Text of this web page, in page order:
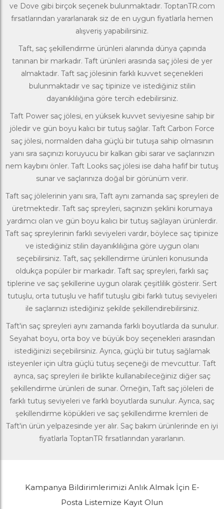
ve Dove gibi birçok seçenek bulunmaktadır. ToptanTR.com
fırsatlarından yararlanarak siz de en uygun fiyatlarla hemen
alışveriş yapabilirsiniz.
Taft, saç şekillendirme ürünleri alanında dünya çapında
tanınan bir markadır. Taft ürünleri arasında saç jölesi de yer
almaktadır. Taft saç jölesinin farklı kuvvet seçenekleri
bulunmaktadır ve saç tipinize ve istediğiniz stilin
dayanıklılığına göre tercih edebilirsiniz.
Taft Power saç jölesi, en yüksek kuvvet seviyesine sahip bir
jöledir ve gün boyu kalıcı bir tutuş sağlar. Taft Carbon Force
saç jölesi, normalden daha güçlü bir tutuşa sahip olmasının
yanı sıra saçınızı koruyucu bir kalkan gibi sarar ve saçlarınızın
nem kaybını önler. Taft Looks saç jölesi ise daha hafif bir tutuş
sunar ve saçlarınıza doğal bir görünüm verir.
Taft saç jölelerinin yanı sıra, Taft aynı zamanda saç spreyleri de
üretmektedir. Taft saç spreyleri, saçınızın şeklini korumaya
yardımcı olan ve gün boyu kalıcı bir tutuş sağlayan ürünlerdir.
Taft saç spreylerinin farklı seviyeleri vardır, böylece saç tipinize
ve istediğiniz stilin dayanıklılığına göre uygun olanı
seçebilirsiniz. Taft, saç şekillendirme ürünleri konusunda
oldukça popüler bir markadır. Taft saç spreyleri, farklı saç
tiplerine ve saç şekillerine uygun olarak çeşitlilik gösterir. Sert
tutuşlu, orta tutuşlu ve hafif tutuşlu gibi farklı tutuş seviyeleri
ile saçlarınızı istediğiniz şekilde şekillendirebilirsiniz.
Taft'in saç spreyleri aynı zamanda farklı boyutlarda da sunulur.
Seyahat boyu, orta boy ve büyük boy seçenekleri arasından
istediğinizi seçebilirsiniz. Ayrıca, güçlü bir tutuş sağlamak
isteyenler için ultra güçlü tutuş seçeneği de mevcuttur. Taft
ayrıca, saç spreyleri ile birlikte kullanabileceğiniz diğer saç
şekillendirme ürünleri de sunar. Örneğin, Taft saç jöleleri de
farklı tutuş seviyeleri ve farklı boyutlarda sunulur. Ayrıca, saç
şekillendirme köpükleri ve saç şekillendirme kremleri de
Taft'in ürün yelpazesinde yer alır. Saç bakım ürünlerinde en iyi
fiyatlarla ToptanTR fırsatlarından yararlanın.
Kampanya Bildirimlerimizi Anlık Almak İçin E-
Posta Listemize Kayıt Olun